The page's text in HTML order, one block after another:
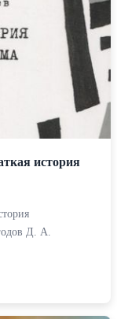
история
Д. А.